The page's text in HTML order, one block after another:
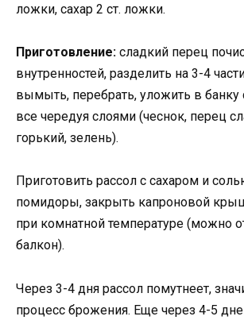
ложки, сахар 2 ст. ложки.
Приготовление: сладкий перец
внутренностей, разделить на 3-4
вымыть, перебрать, уложить в банку
все чередуя слоями (чеснок, перец
горький, зелень).
Приготовить рассол с сахаром и
помидоры, закрыть капроновой
при комнатной температуре (можно
балкон).
Через 3-4 дня рассол помутнеет,
процесс брожения. Еще через 4-5